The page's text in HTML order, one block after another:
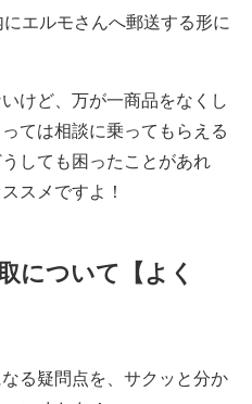
エルモさんへ郵送する形に
けど、万が一商品をなくし
ては相談に乗ってもらえる
しても困ったことがあれ
スメですよ！
について【よく
る疑問点を、サクッと分か